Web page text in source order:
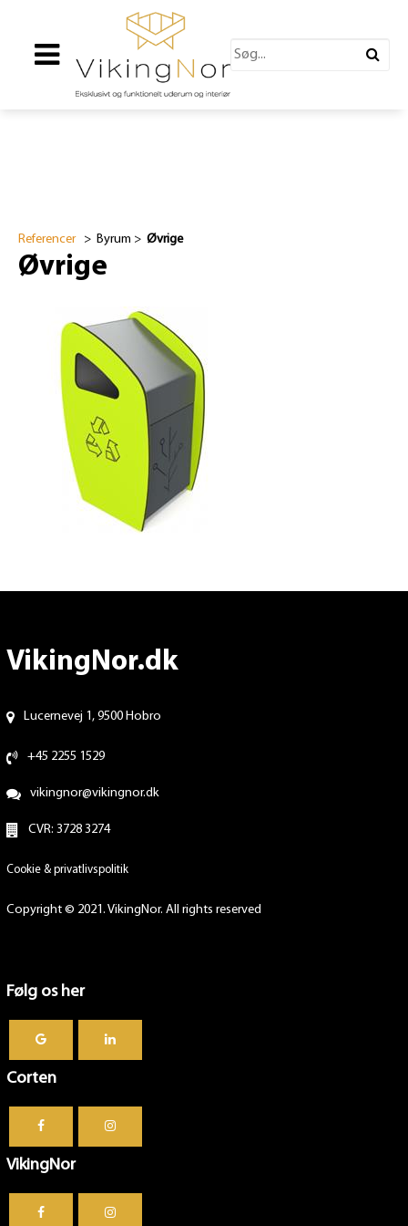
Referencer> Byrum > Øvrige
Øvrige
VikingNor.dk
Lucernevej 1, 9500 Hobro
+45 2255 1529
vikingnor@vikingnor.dk
CVR: 3728 3274
Cookie & privatlivspolitik
Copyright © 2021. VikingNor. All rights reserved
Følg os her
Corten
VikingNor